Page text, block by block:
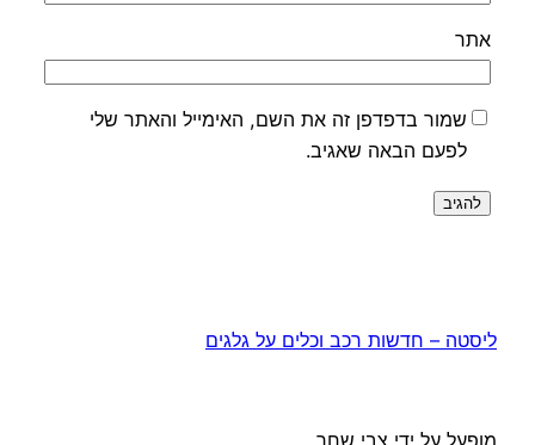
אתר
שמור בדפדפן זה את השם, האימייל והאתר שלי
לפעם הבאה שאגיב.
ליסטה – חדשות רכב וכלים על גלגים